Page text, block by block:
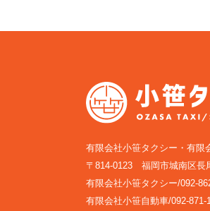
有限会社小笹タクシー・有限
〒814-0123 福岡市城南区長
有限会社小笹タクシー/092-
有限会社小笹自動車/092-871-